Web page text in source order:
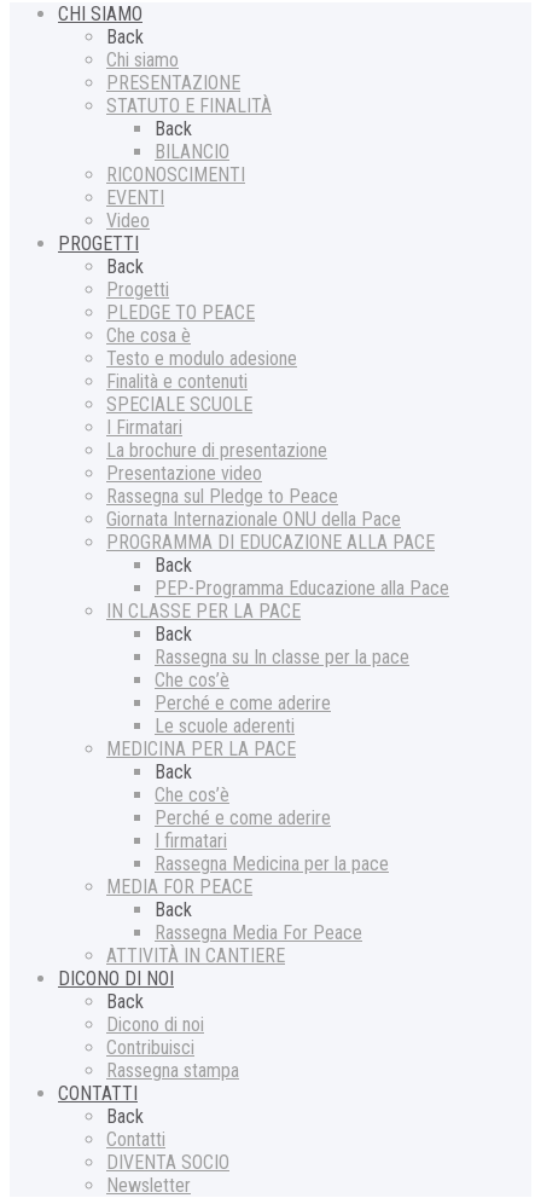
CHI SIAMO
Back
Chi siamo
PRESENTAZIONE
STATUTO E FINALITÀ
Back
BILANCIO
RICONOSCIMENTI
EVENTI
Video
PROGETTI
Back
Progetti
PLEDGE TO PEACE
Che cosa è
Testo e modulo adesione
Finalità e contenuti
SPECIALE SCUOLE
I Firmatari
La brochure di presentazione
Presentazione video
Rassegna sul Pledge to Peace
Giornata Internazionale ONU della Pace
PROGRAMMA DI EDUCAZIONE ALLA PACE
Back
PEP-Programma Educazione alla Pace
IN CLASSE PER LA PACE
Back
Rassegna su In classe per la pace
Che cos’è
Perché e come aderire
Le scuole aderenti
MEDICINA PER LA PACE
Back
Che cos’è
Perché e come aderire
I firmatari
Rassegna Medicina per la pace
MEDIA FOR PEACE
Back
Rassegna Media For Peace
ATTIVITÀ IN CANTIERE
DICONO DI NOI
Back
Dicono di noi
Contribuisci
Rassegna stampa
CONTATTI
Back
Contatti
DIVENTA SOCIO
Newsletter